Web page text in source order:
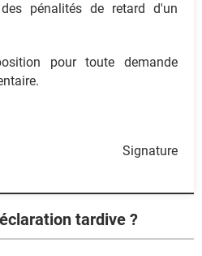
pénalités de retard d'un
pour toute demande
Signature
tardive ?